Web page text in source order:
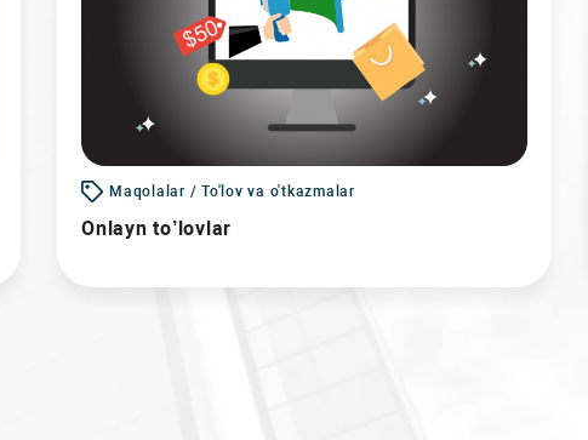
Maqolalar / To'lov va o'tkazmalar
Onlayn to’lovlar